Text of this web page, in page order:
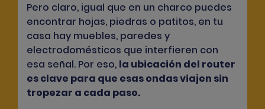
Pero claro, igual que en un charco puedes
encontrar hojas, piedras o patitos, en tu
casa hay muebles, paredes y
electrodomésticos que interfieren con
esa señal. Por eso, la ubicación del router
es clave para que esas ondas viajen sin
tropezar a cada paso.